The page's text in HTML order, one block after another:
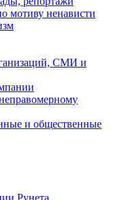
мотиву ненависти
СМИ и
и общественные
Рунета